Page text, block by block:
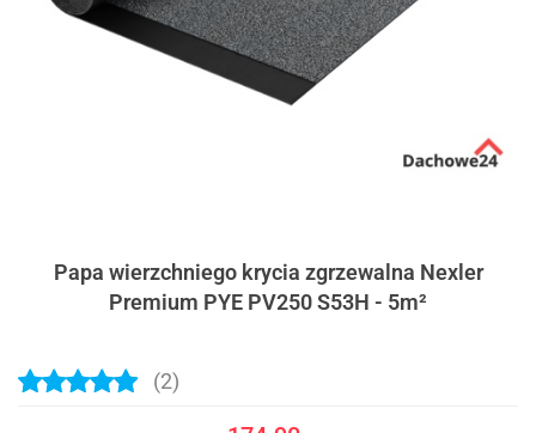
Papa wierzchniego krycia zgrzewalna Nexler
Premium PYE PV250 S53H - 5m²
(2)